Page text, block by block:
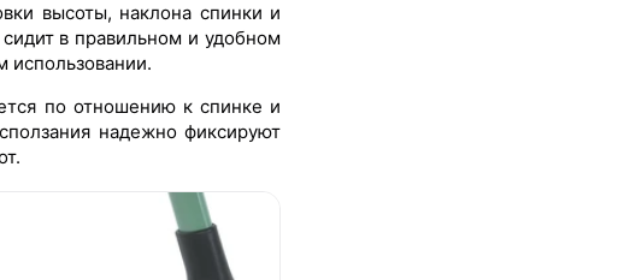
высоты, наклона спинки и
в правильном и удобном
использовании.
по отношению к спинке и
надежно фиксируют